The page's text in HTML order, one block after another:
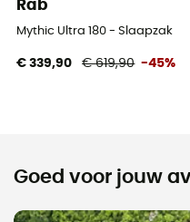
Rab
Mythic Ultra 180 - Slaapzak
€ 339,90 € 619,90 -45%
Goed voor jouw